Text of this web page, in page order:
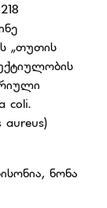
„თუთის
coli.
aureus)
ნონა